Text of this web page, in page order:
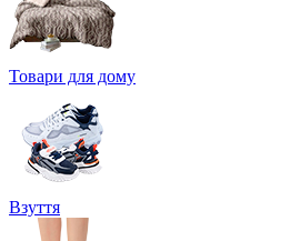
Товари для дому
Взуття